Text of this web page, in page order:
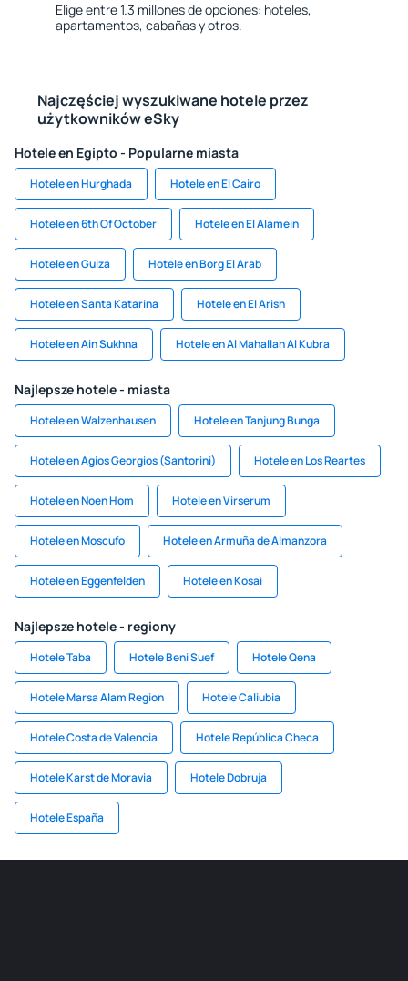
Elige entre 1.3 millones de opciones: hoteles,
apartamentos, cabañas y otros.
Najczęściej wyszukiwane hotele przez
użytkowników eSky
Hotele en Egipto - Popularne miasta
Hotele en Hurghada Hotele en El Cairo
Hotele en 6th Of October Hotele en El Alamein
Hotele en Guiza Hotele en Borg El Arab
Hotele en Santa Katarina Hotele en El Arish
Hotele en Ain Sukhna Hotele en Al Mahallah Al Kubra
Najlepsze hotele - miasta
Hotele en Walzenhausen Hotele en Tanjung Bunga
Hotele en Agios Georgios (Santorini) Hotele en Los Reartes
Hotele en Noen Hom Hotele en Virserum
Hotele en Moscufo Hotele en Armuña de Almanzora
Hotele en Eggenfelden Hotele en Kosai
Najlepsze hotele - regiony
Hotele Taba Hotele Beni Suef Hotele Qena
Hotele Marsa Alam Region Hotele Caliubia
Hotele Costa de Valencia Hotele República Checa
Hotele Karst de Moravia Hotele Dobruja
Hotele España